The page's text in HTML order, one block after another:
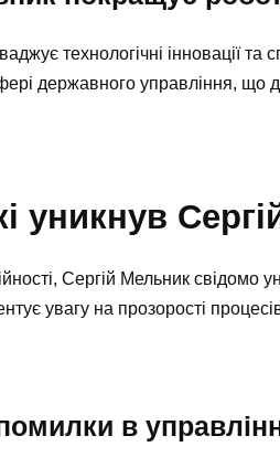
технологічні інновації
державного управління, що
уникнув
Сергій Мельник свідомо
увагу на прозорості
в